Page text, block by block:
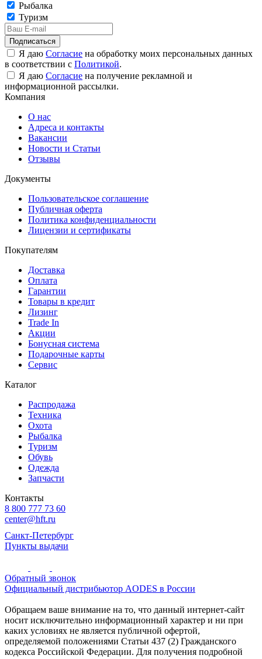
Рыбалка
Туризм
Подписаться
Я даю Согласие на обработку моих персональных данных
в соответствии с Политикой.
Я даю Согласие на получение рекламной и
информационной рассылки.
Компания
О нас
Адреса и контакты
Вакансии
Новости и Статьи
Отзывы
Документы
Пользовательское соглашение
Публичная оферта
Политика конфиденциальности
Лицензии и сертификаты
Покупателям
Доставка
Оплата
Гарантии
Товары в кредит
Лизинг
Trade In
Акции
Бонусная система
Подарочные карты
Сервис
Каталог
Распродажа
Техника
Охота
Рыбалка
Туризм
Обувь
Одежда
Запчасти
Контакты
8 800 777 73 60
center@hft.ru
Санкт-Петербург
Пункты выдачи
Обратный звонок
Официальный дистрибьютор AODES в России
Обращаем ваше внимание на то, что данный интернет-сайт
носит исключительно информационный характер и ни при
каких условиях не является публичной офертой,
определяемой положениями Статьи 437 (2) Гражданского
кодекса Российской Федерации. Для получения подробной